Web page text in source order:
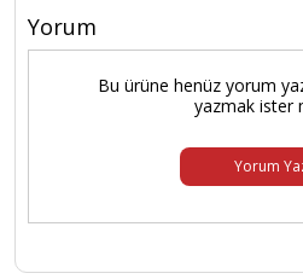
Yorum
Bu ürüne henüz yorum
yazmak ister
Yorum